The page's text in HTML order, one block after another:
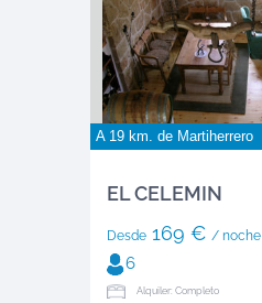
A 19 km. de Martiherrero
EL CELEMIN
Desde169 € / noche
6
Alquiler: Completo